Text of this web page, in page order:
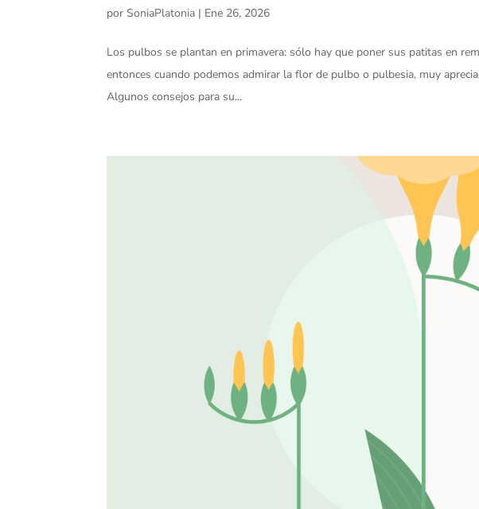
por SoniaPlatonia | Ene 26, 2026
Los pulbos se plantan en primavera: sólo hay que poner sus patitas en
entonces cuando podemos admirar la flor de pulbo o pulbesia, muy
Algunos consejos para su...